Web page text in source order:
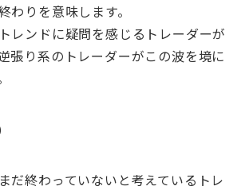
わりを意味します。
レンドに疑問を感じるトレーダーが
張り系のトレーダーがこの波を境に
だ終わっていないと考えているトレ